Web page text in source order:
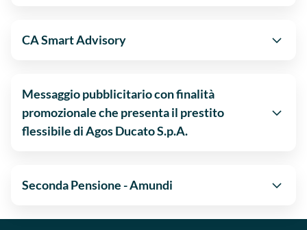
CA Smart Advisory
Messaggio pubblicitario con finalità
promozionale che presenta il prestito
flessibile di Agos Ducato S.p.A.
Seconda Pensione - Amundi